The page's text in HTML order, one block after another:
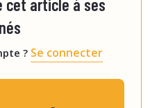
cet article à ses
? Se connecter